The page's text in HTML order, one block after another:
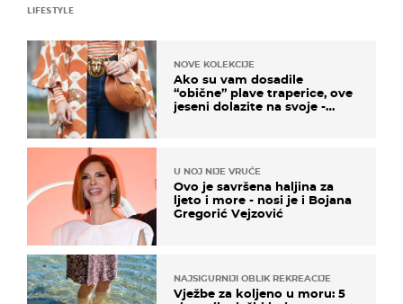
LIFESTYLE
NOVE KOLEKCIJE
Ako su vam dosadile
“obične” plave traperice, ove
jeseni dolazite na svoje -
U NOJ NIJE VRUĆE
Ovo je savršena haljina za
ljeto i more - nosi je i Bojana
Gregorić Vejzović
NAJSIGURNIJI OBLIK REKREACIJE
Vježbe za koljeno u moru: 5